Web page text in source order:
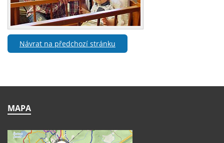
Návrat na předchozí stránku
MAPA